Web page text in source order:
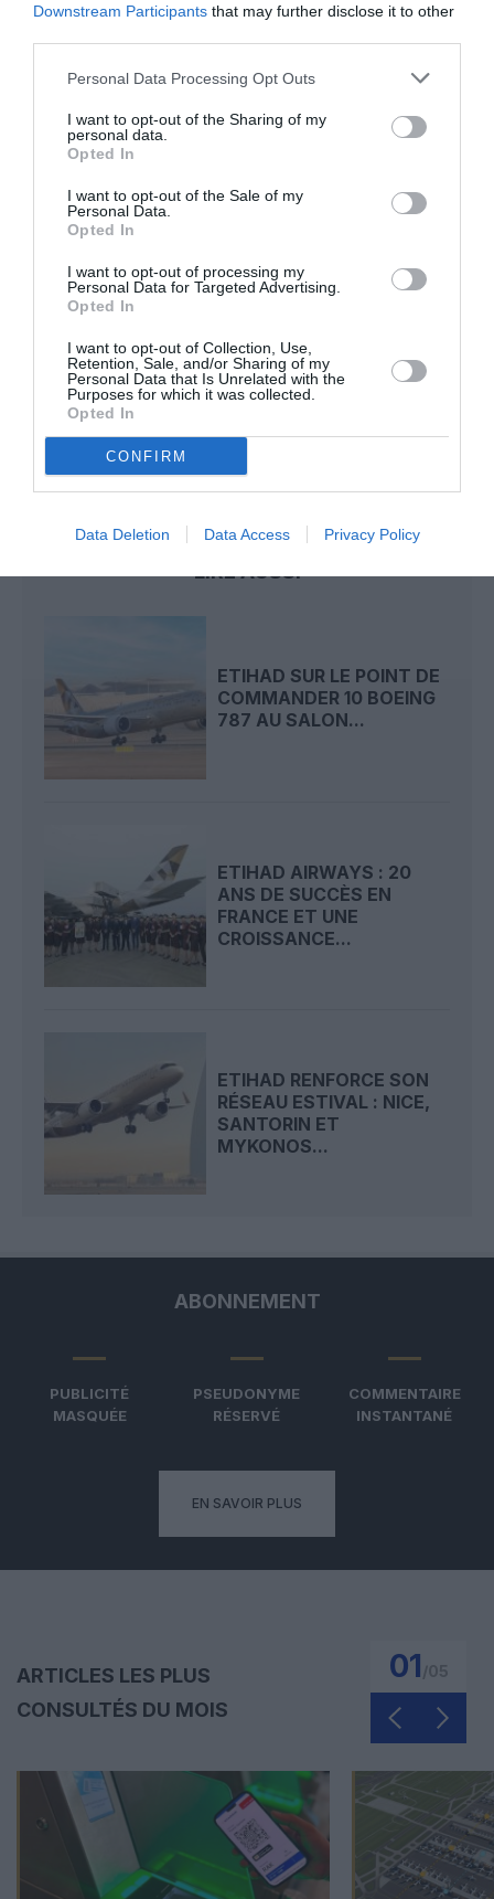
Downstream Participants that may further disclose it to other
Personal Data Processing Opt Outs
I want to opt-out of the Sharing of my
personal data.
Opted In
I want to opt-out of the Sale of my
Personal Data.
Opted In
I want to opt-out of processing my
Personal Data for Targeted Advertising.
Opted In
I want to opt-out of Collection, Use,
Retention, Sale, and/or Sharing of my
Personal Data that Is Unrelated with the
Purposes for which it was collected.
Opted In
CONFIRM
Data Deletion Data Access Privacy Policy
DERNIERS COMMENTAIRES
Manfoua commenté l'article :
une saison record malgré le contexte géopolitique
TFFRYYZa commenté l'article :
Pointe‑à‑Pitre – Panama City : Air France ouvre un pont
aérien vers l’Amérique latine
etihad airways
LIRE AUSSI
ETIHAD SUR LE POINT DE
COMMANDER 10 BOEING
787 AU SALON...
ETIHAD AIRWAYS : 20
ANS DE SUCCÈS EN
FRANCE ET UNE
CROISSANCE...
ETIHAD RENFORCE SON
RÉSEAU ESTIVAL : NICE,
SANTORIN ET
MYKONOS...
ABONNEMENT
PUBLICITÉ
MASQUÉE
PSEUDONYME
RÉSERVÉ
COMMENTAIRE
INSTANTANÉ
EN SAVOIR PLUS
ARTICLES LES PLUS
CONSULTÉS DU MOIS
01